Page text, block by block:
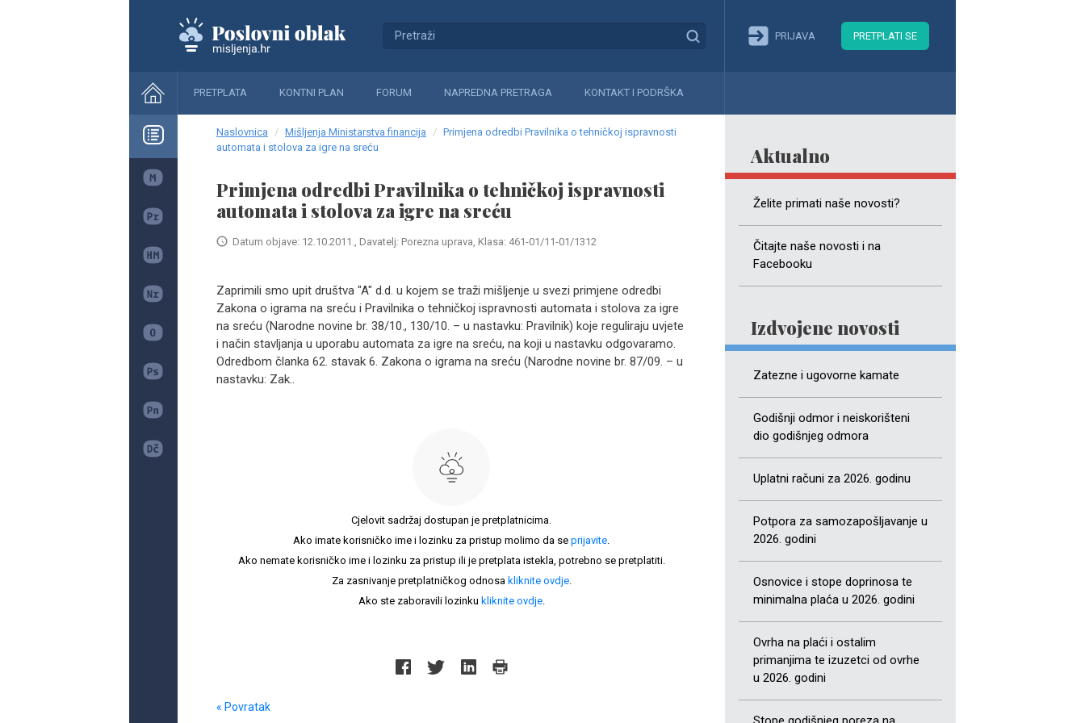
PRIJAVA PRETPLATI SE
PRETPLATA KONTNI PLAN FORUM NAPREDNA PRETRAGA KONTAKT I PODRŠKA
Aktualno
Želite primati naše novosti?
Čitajte naše novosti i na
Facebooku
Izdvojene novosti
Zatezne i ugovorne kamate
Godišnji odmor i neiskorišteni
dio godišnjeg odmora
Uplatni računi za 2026. godinu
Potpora za samozapošljavanje u
2026. godini
Osnovice i stope doprinosa te
minimalna plaća u 2026. godini
Ovrha na plaći i ostalim
primanjima te izuzetci od ovrhe
u 2026. godini
Naslovnica Mišljenja Ministarstva financija
Primjena odredbi Pravilnika o tehničkoj ispravnosti
automata i stolova za igre na sreću
Primjena odredbi Pravilnika o tehničkoj ispravnosti
automata i stolova za igre na sreću
Datum objave: 12.10.2011., Davatelj: Porezna uprava, Klasa: 461-01/11-01/1312
Zaprimili smo upit društva "A" d.d. u kojem se traži mišljenje u svezi primjene odredbi
Zakona o igrama na sreću i Pravilnika o tehničkoj ispravnosti automata i stolova za igre
na sreću (Narodne novine br. 38/10., 130/10. – u nastavku: Pravilnik) koje reguliraju uvjete
i način stavljanja u uporabu automata za igre na sreću, na koji u nastavku odgovaramo.
Odredbom članka 62. stavak 6. Zakona o igrama na sreću (Narodne novine br. 87/09. – u
nastavku: Zak..
Cjelovit sadržaj dostupan je pretplatnicima.
Ako imate korisničko ime i lozinku za pristup molimo da se prijavite.
Ako nemate korisničko ime i lozinku za pristup ili je pretplata istekla, potrebno se pretplatiti.
Za zasnivanje pretplatničkog odnosa kliknite ovdje.
Ako ste zaboravili lozinku kliknite ovdje.
« Povratak